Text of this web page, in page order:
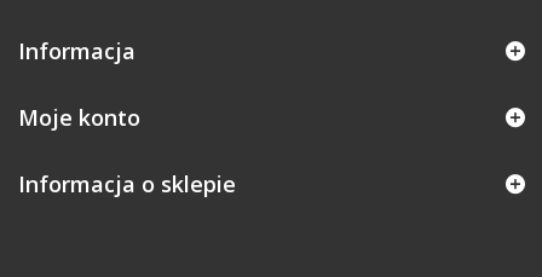
Informacja
Moje konto
Informacja o sklepie